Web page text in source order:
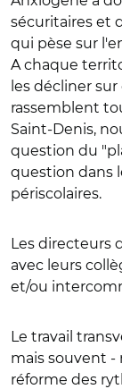
sécuritaires et
qui pèse sur
A chaque
les décliner
rassemblent
Saint-Denis,
question du
question dans
périscolaires.
Les directeurs
avec leurs
et/ou
Le travail
mais souvent -
réforme des